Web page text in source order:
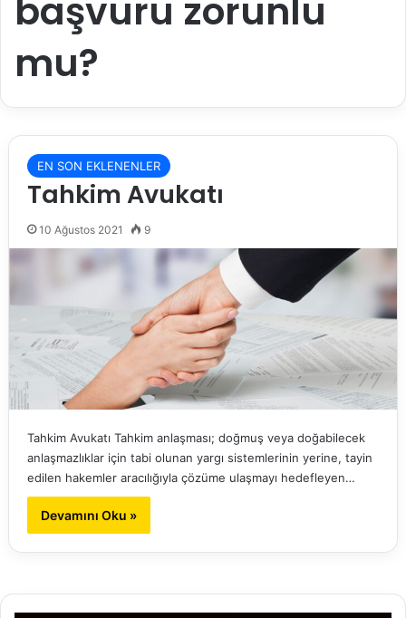
başvuru zorunlu
mu?
EN SON EKLENENLER
Tahkim Avukatı
10 Ağustos 2021 9
Tahkim Avukatı Tahkim anlaşması; doğmuş veya doğabilecek
anlaşmazlıklar için tabi olunan yargı sistemlerinin yerine, tayin
edilen hakemler aracılığıyla çözüme ulaşmayı hedefleyen…
Devamını Oku »